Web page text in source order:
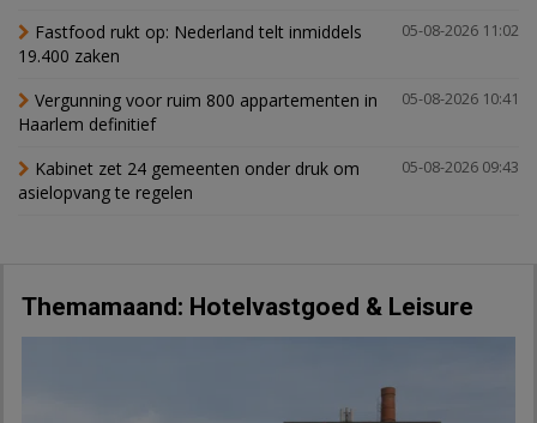
05-08-2026 11:02
Fastfood rukt op: Nederland telt inmiddels
19.400 zaken
05-08-2026 10:41
Vergunning voor ruim 800 appartementen in
Haarlem definitief
05-08-2026 09:43
Kabinet zet 24 gemeenten onder druk om
asielopvang te regelen
Themamaand: Hotelvastgoed & Leisure